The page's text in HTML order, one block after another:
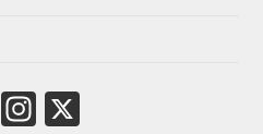
Fa
ce
In
st